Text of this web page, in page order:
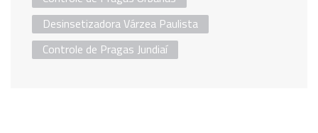
Desinsetizadora Várzea Paulista
Controle de Pragas Jundiaí